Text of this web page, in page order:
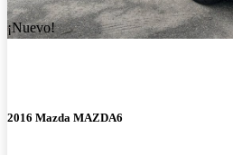
¡Nuevo!
2016 Mazda MAZDA6